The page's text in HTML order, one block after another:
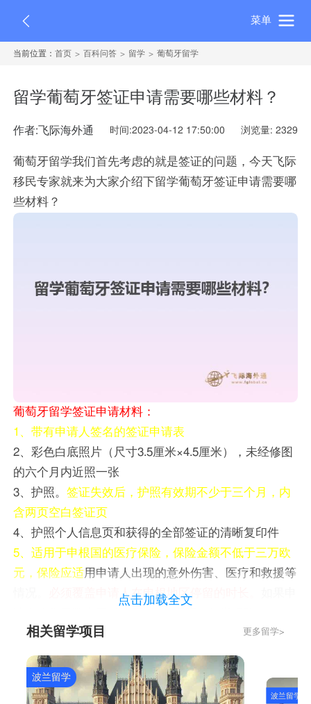
菜单
当前位置：首页 百科问答 留学 葡萄牙留学
留学葡萄牙签证申请需要哪些材料？
作者:飞际海外通 时间:2023-04-12 17:50:00 浏览量: 2329
葡萄牙留学我们首先考虑的就是签证的问题，今天飞际
移民专家就来为大家介绍下留学葡萄牙签证申请需要哪
些材料？
葡萄牙留学签证申请材料：
1、带有申请人签名的签证申请表
2、彩色白底照片（尺寸3.5厘米×4.5厘米），未经修图
的六个月内近照一张
3、护照。签证失效后，护照有效期不少于三个月，内
含两页空白签证页
4、护照个人信息页和获得的全部签证的清晰复印件
5、适用于申根国的医疗保险，保险金额不低于三万欧
元，保险应适用申请人出现的意外伤害、医疗和救援等
必须覆盖申请人在申根地区停留的时长。
6、住宿证明。如果入住酒店，应提供不少于十天的预
定单
7、机票预定单
8、申请人的资金证明文件，也就是银行流水。
最近六
点击加载全文
相关留学项目 更多留学>
波兰留学
波兰留学